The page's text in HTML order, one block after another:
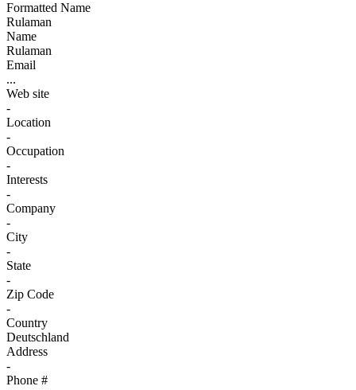
Formatted Name
Rulaman
Name
Rulaman
Email
...
Web site
-
Location
-
Occupation
-
Interests
-
Company
-
City
-
State
-
Zip Code
-
Country
Deutschland
Address
-
Phone #